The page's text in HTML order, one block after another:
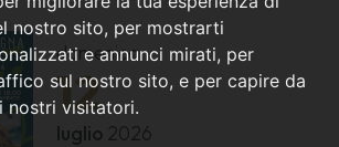
nostro sito, per mostrarti
e annunci mirati, per
sul nostro sito, e per capire da
nostri visitatori.
domenica
12
luglio 2026